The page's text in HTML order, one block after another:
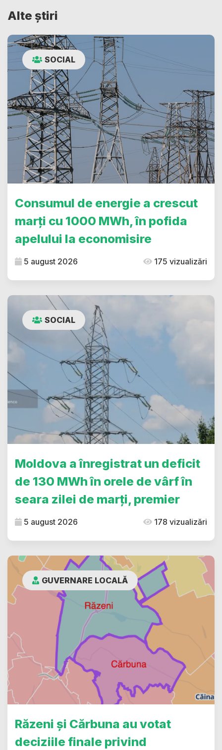
Alte știri
SOCIAL
Consumul de energie a crescut
marți cu 1000 MWh, în pofida
apelului la economisire
5 august 2026 175 vizualizări
SOCIAL
Moldova a înregistrat un deficit
de 130 MWh în orele de vârf în
seara zilei de marți, premier
5 august 2026 178 vizualizări
GUVERNARE LOCALĂ
Răzeni și Cărbuna au votat
deciziile finale privind